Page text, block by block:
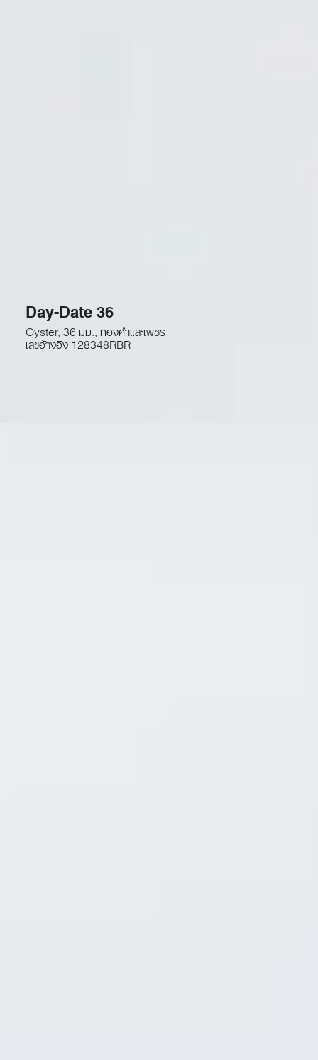
Day-Date 36
Oyster, 36 มม., ทองคำและเพชร
เลขอ้างอิง128348RBR